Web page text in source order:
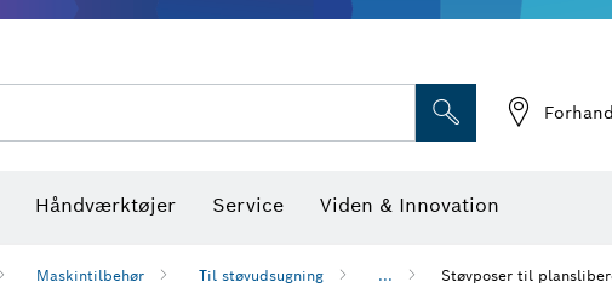
Håndværktøjer Service Viden & Innovation
Maskintilbehør Til støvudsugning ... Støvposer til